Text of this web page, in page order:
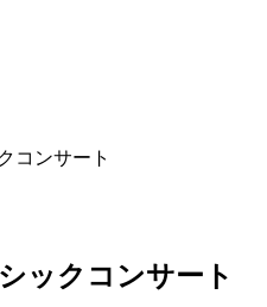
コンサート
ックコンサート